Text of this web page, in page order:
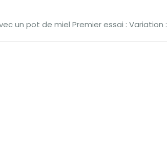
un pot de miel Premier essai : Variation :